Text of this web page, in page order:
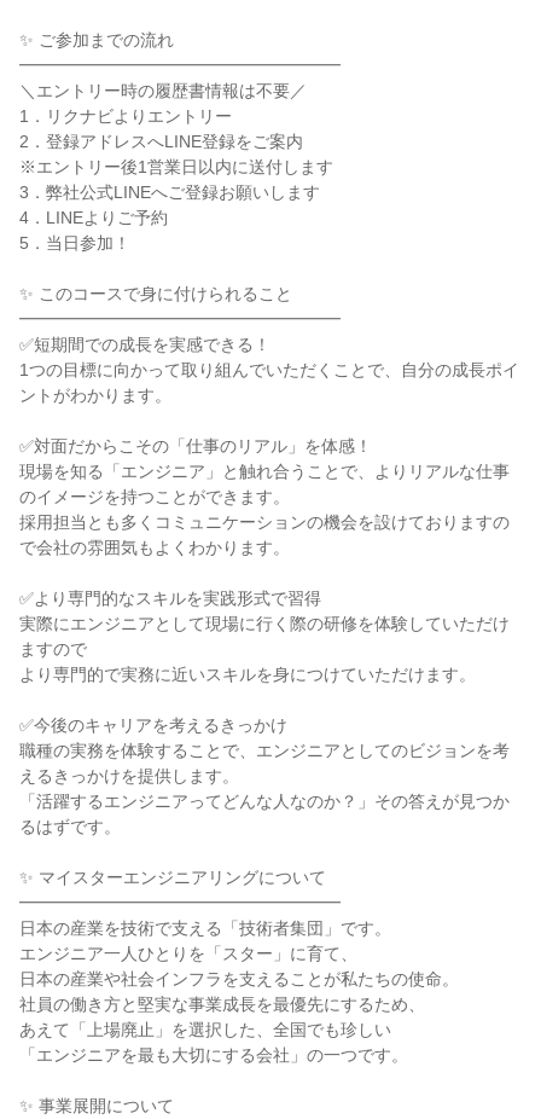
✨ ご参加までの流れ
━━━━━━━━━━━━━━━━━━━
＼エントリー時の履歴書情報は不要／
1．リクナビよりエントリー
2．登録アドレスへLINE登録をご案内
※エントリー後1営業日以内に送付します
3．弊社公式LINEへご登録お願いします
4．LINEよりご予約
5．当日参加！
✨ このコースで身に付けられること
━━━━━━━━━━━━━━━━━━━
✅短期間での成長を実感できる！
1つの目標に向かって取り組んでいただくことで、自分の成長ポイ
ントがわかります。
✅対面だからこその「仕事のリアル」を体感！
現場を知る「エンジニア」と触れ合うことで、よりリアルな仕事
のイメージを持つことができます。
採用担当とも多くコミュニケーションの機会を設けておりますの
で会社の雰囲気もよくわかります。
✅より専門的なスキルを実践形式で習得
実際にエンジニアとして現場に行く際の研修を体験していただけ
ますので
より専門的で実務に近いスキルを身につけていただけます。
✅今後のキャリアを考えるきっかけ
職種の実務を体験することで、エンジニアとしてのビジョンを考
えるきっかけを提供します。
「活躍するエンジニアってどんな人なのか？」その答えが見つか
るはずです。
✨ マイスターエンジニアリングについて
━━━━━━━━━━━━━━━━━━━
日本の産業を技術で支える「技術者集団」です。
エンジニア一人ひとりを「スター」に育て、
日本の産業や社会インフラを支えることが私たちの使命。
社員の働き方と堅実な事業成長を最優先にするため、
あえて「上場廃止」を選択した、全国でも珍しい
「エンジニアを最も大切にする会社」の一つです。
✨ 事業展開について